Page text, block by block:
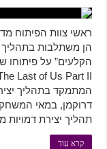
ראשי צוות הפיתוח
הן משתלבות בתהליך
הקלעים” על
המתמקד בתהליך
דרוקמן, במאי
תהליך יצירת דמויות
קרא עוד